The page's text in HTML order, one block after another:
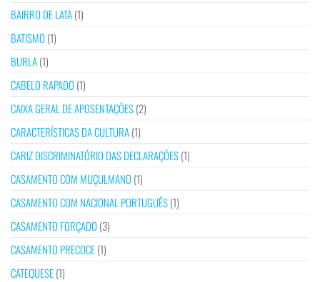
BAIRRO DE LATA(1)
BATISMO (1)
BURLA(1)
CABELO RAPADO (1)
CAIXA GERAL DE APOSENTAÇÕES(2)
CARACTERÍSTICAS DA CULTURA(1)
CARIZ DISCRIMINATÓRIO DAS DECLARAÇÕES(1)
CASAMENTO COM MUÇULMANO (1)
CASAMENTO COM NACIONAL PORTUGUÊS(1)
CASAMENTO FORÇADO (3)
CASAMENTO PRECOCE(1)
CATEQUESE(1)